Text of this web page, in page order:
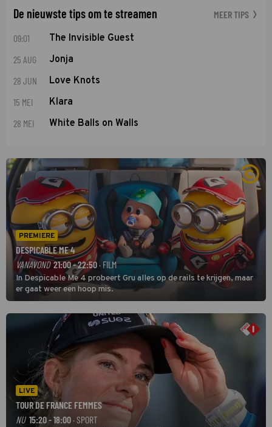
De nieuwste tips om te streamen MEER TIPS
09:01 The Invisible Guest
25 AUG Jonja
28 JUN Love Knots
15 MEI Klara
28 MEI White Balls on Walls
PREMIERE
DESPICABLE ME 4
VANAVOND 21:00 - 22:50 · FILM
In Despicable Me 4 probeert Gru alles op de rails te krijgen, maar
er gaat weer een hoop mis.
LIVE
TOUR DE FRANCE FEMMES
NU 15:20 - 18:00 · SPORT